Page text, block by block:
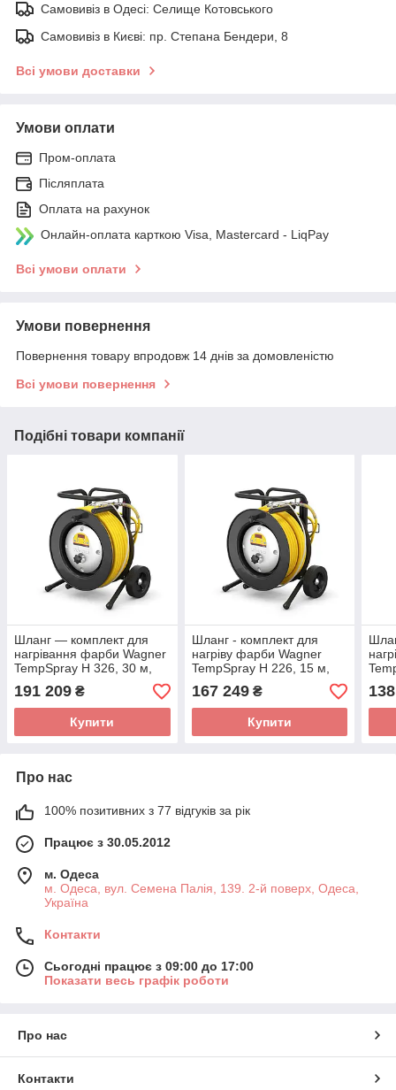
Самовивіз в Одесі: Селище Котовського
Самовивіз в Києві: пр. Степана Бендери, 8
Всі умови доставки
Умови оплати
Пром-оплата
Післяплата
Оплата на рахунок
Онлайн-оплата карткою Visa, Mastercard - LiqPay
Всі умови оплати
Умови повернення
Повернення товару впродовж 14 днів за домовленістю
Всі умови повернення
Подібні товари компанії
Шланг — комплект для
нагрівання фарби Wagner
TempSpray H 326, 30 м,
без розпилювача
191 209 ₴
Купити
Шланг - комплект для
нагріву фарби Wagner
TempSpray H 226, 15 м,
без розпилювача
167 249₴
Купити
1/
Про нас
100% позитивних з 77 відгуків за рік
Працює з 30.05.2012
м. Одеса
м. Одеса, вул. Семена Палія, 139. 2-й поверх, Одеса,
Україна
Контакти
Сьогодні працює з 09:00 до 17:00
Показати весь графік роботи
Про нас
Контакти